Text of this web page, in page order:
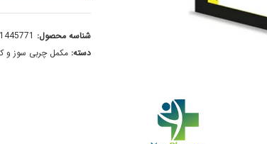
شناسه محصول: 1445771
دسته: مکمل‌ چربی‌ سوز و